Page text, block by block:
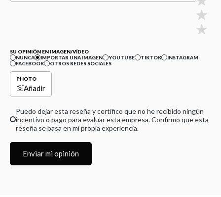
SU OPINIÓN EN IMAGEN/VÍDEO
NUNCA
IMPORTAR UNA IMAGEN YOUTUBE TIKTOK
INSTAGRAM
FACEBOOK
OTROS REDES SOCIALES
PHOTO
Añadir
Puedo dejar esta reseña y certifico que no he recibido ningún
incentivo o pago para evaluar esta empresa. Confirmo que esta
reseña se basa en mi propia experiencia.
Enviar mi opinión